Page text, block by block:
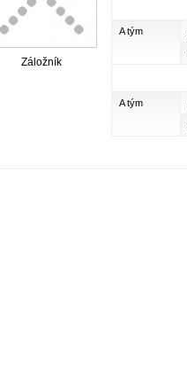
Záložník
A tým
A tým